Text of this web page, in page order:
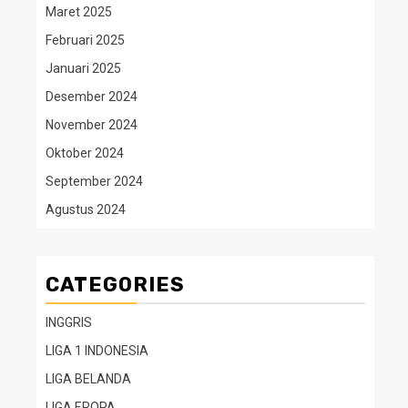
Maret 2025
Februari 2025
Januari 2025
Desember 2024
November 2024
Oktober 2024
September 2024
Agustus 2024
CATEGORIES
INGGRIS
LIGA 1 INDONESIA
LIGA BELANDA